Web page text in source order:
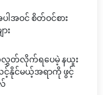
အဝင် စိတ်ဝင်စား
း
တ်လိုက်ရပေမဲ့ နယူး
နိုင်မယ့်အရာကို ဖွင့်